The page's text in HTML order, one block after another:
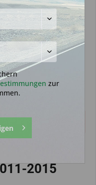
2015
zur